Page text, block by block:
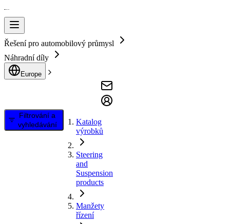
Řešení pro automobilový průmysl
Náhradní díly
Europe
Filtrování a
vyhledávání
Katalog
výrobků
Steering
and
Suspension
products
Manžety
řízení